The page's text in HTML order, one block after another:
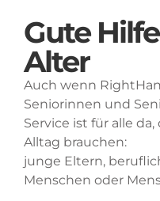
Gute
Alter
Auch wenn
Seniorinnen und
Service ist für alle
Alltag brauchen:
junge Eltern,
Menschen oder